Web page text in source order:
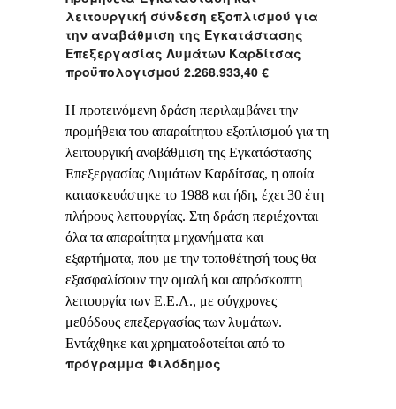
λειτουργική σύνδεση εξοπλισμού για
την αναβάθμιση της Εγκατάστασης
Επεξεργασίας Λυμάτων Καρδίτσας
προϋπολογισμού 2.268.933,40 €
Η προτεινόμενη δράση περιλαμβάνει την
προμήθεια του απαραίτητου εξοπλισμού για τη
λειτουργική αναβάθμιση της Εγκατάστασης
Επεξεργασίας Λυμάτων Καρδίτσας, η οποία
κατασκευάστηκε το 1988 και ήδη, έχει 30 έτη
πλήρους λειτουργίας. Στη δράση περιέχονται
όλα τα απαραίτητα μηχανήματα και
εξαρτήματα, που με την τοποθέτησή τους θα
εξασφαλίσουν την ομαλή και απρόσκοπτη
λειτουργία των Ε.Ε.Λ., με σύγχρονες
μεθόδους επεξεργασίας των λυμάτων.
Εντάχθηκε και χρηματοδοτείται από το
πρόγραμμα Φιλόδημος